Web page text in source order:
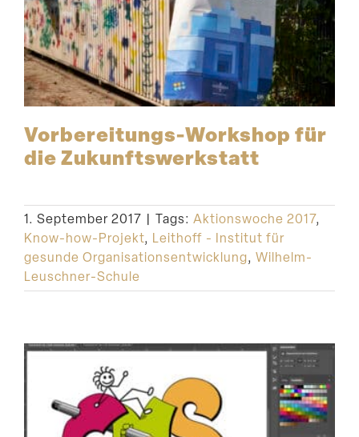
Vorbereitungs-Workshop für
die Zukunftswerkstatt
1. September 2017 | Tags: Aktionswoche 2017,
Know-how-Projekt, Leithoff - Institut für
gesunde Organisationsentwicklung, Wilhelm-
Leuschner-Schule